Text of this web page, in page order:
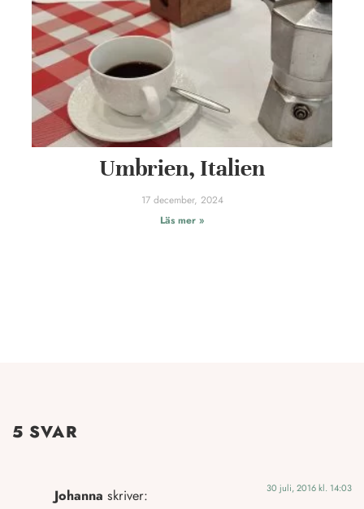
Umbrien, Italien
17 december, 2024
Läs mer »
5 SVAR
Johanna skriver: 30 juli, 2016 kl. 14:03